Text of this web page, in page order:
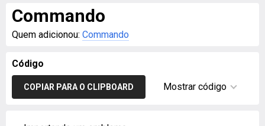
Commando
Quem adicionou: Commando
Código
COPIAR PARA O CLIPBOARD Mostrar código